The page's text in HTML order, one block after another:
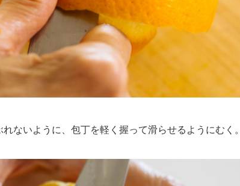
ないように、包丁を軽く握って滑らせるようにむく。